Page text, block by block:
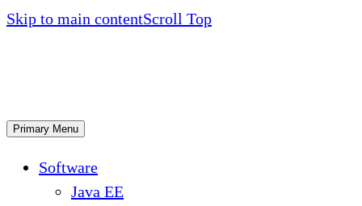
Skip to main contentScroll Top
Primary Menu
Software
Java EE